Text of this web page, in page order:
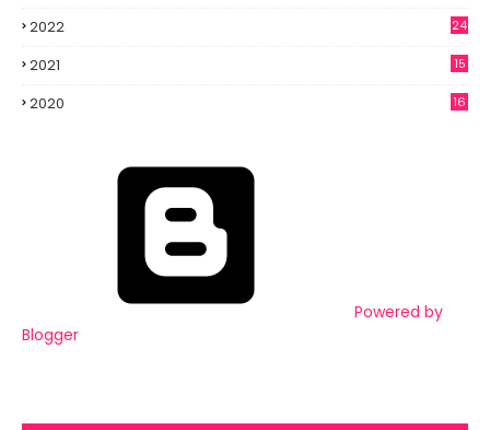
2022 24
2021
15
2020
16
Powered by
Blogger